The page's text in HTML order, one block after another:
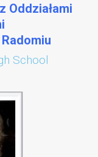
Oddziałami
School